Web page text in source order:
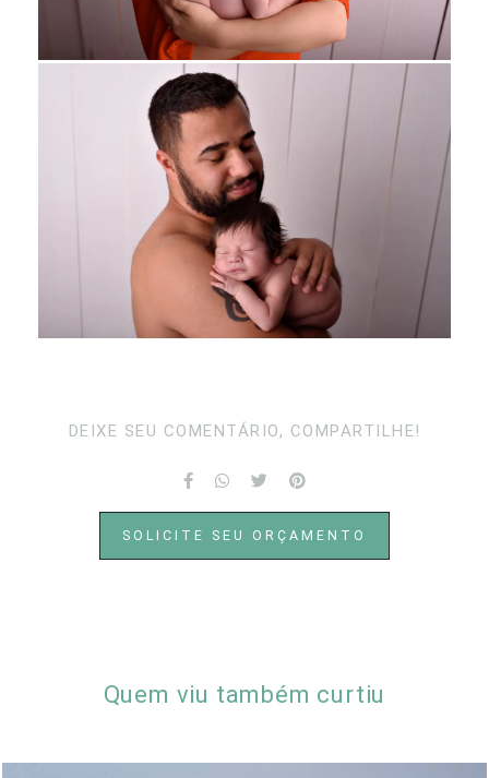
DEIXE SEU COMENTÁRIO, COMPARTILHE!
SOLICITE SEU ORÇAMENTO
Quem viu também curtiu